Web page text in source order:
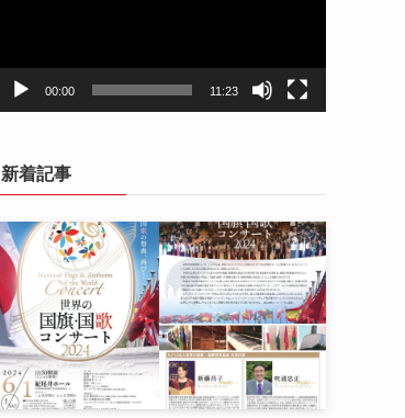
00:00 11:23
新着記事